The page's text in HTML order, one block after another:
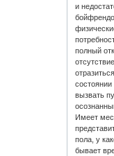
и
полный
вызвать
Имеет
пола, у
бывает